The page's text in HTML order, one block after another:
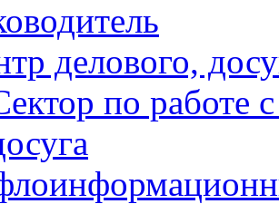
делового,
по работе